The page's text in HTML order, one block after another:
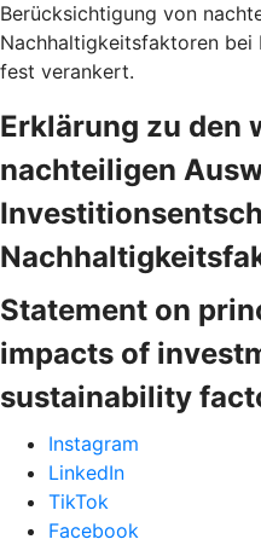
Berücksichtigung von
Nachhaltigkeitsfaktoren bei
fest verankert.
Erklärung zu den
nachteiligen
Statement on
impacts of
sustainability
Instagram
LinkedIn
TikTok
Facebook